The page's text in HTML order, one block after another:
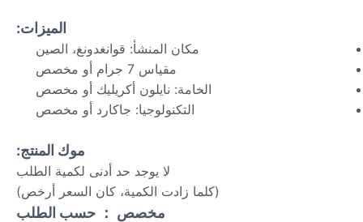
الميزات:
مكان المنشأ: قوانغدونغ، الصين
مقياس 7 جرام أو مخصص
الخامة: نايلون أكريليك أو مخصص
التكنولوجيا: جاكارد أو مخصص
موك المنتج:
لا يوجد حد أدنى لكمية الطلب
(كلما زادت الكمية، كان السعر أرخص)
مخصص ： حسب الطلب